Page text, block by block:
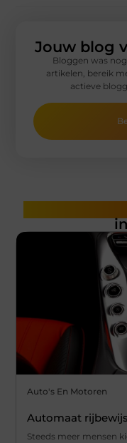
Jouw blog
Bloggen was
artikelen, bereik
actieve
Auto's En Motoren
Automaat
Steeds meer mensen